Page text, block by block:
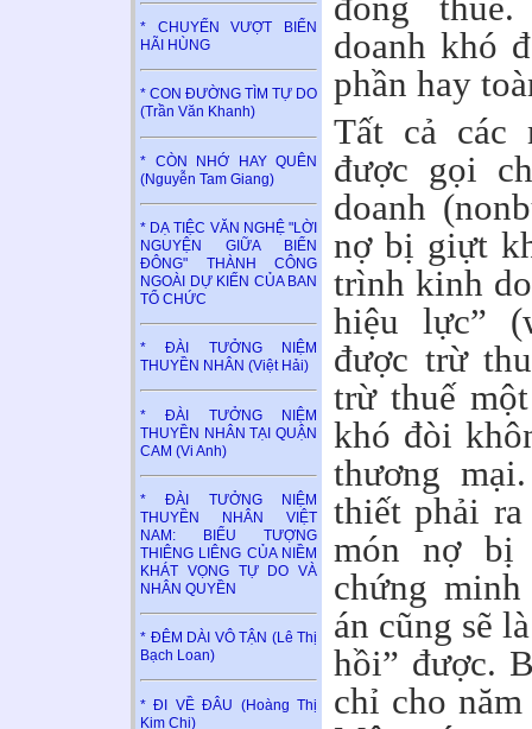
* CHUYẾN VƯỢT BIỂN
HÃI HÙNG
* CON ĐƯỜNG TÌM TỰ DO
(Trần Văn Khanh)
* CÒN NHỚ HAY QUÊN
(Nguyễn Tam Giang)
* DẠ TIỆC VĂN NGHỆ "LỜI
NGUYỆN GIỮA BIỂN
ĐÔNG" THÀNH CÔNG
NGOÀI DỰ KIẾN CỦA BAN
TỔ CHỨC
* ĐÀI TƯỞNG NIỆM
THUYỀN NHÂN (Việt Hải)
* ĐÀI TƯỞNG NIỆM
THUYỀN NHÂN TẠI QUẬN
CAM (Vi Anh)
* ĐÀI TƯỞNG NIỆM
THUYỀN NHÂN VIỆT
NAM: BIỂU TƯỢNG
THIÊNG LIÊNG CỦA NIỀM
KHÁT VỌNG TỰ DO VÀ
NHÂN QUYỀN
* ĐÊM DÀI VÔ TẬN (Lê Thị
Bạch Loan)
* ĐI VỀ ĐÂU (Hoàng Thị
Kim Chi)
doanh khó
phần hay
Tất cả các
được gọi
doanh
nợ bị giựt
trình kinh
hiệu lực”
được trừ
trừ thuế
khó đòi
thương
thiết phải
món nợ bị
chứng
án cũng sẽ
hồi” được.
chỉ cho